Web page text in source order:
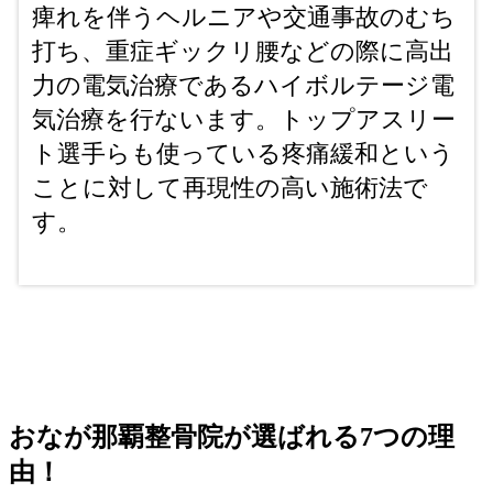
痺れを伴うヘルニアや交通事故のむち
打ち、重症ギックリ腰などの際に高出
力の電気治療であるハイボルテージ電
気治療を行ないます。トップアスリー
ト選手らも使っている疼痛緩和という
ことに対して再現性の高い施術法で
す。
おなが那覇整骨院が選ばれる7つの理
由！